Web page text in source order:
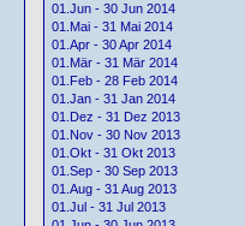
01.Jun - 30 Jun 2014
01.Mai - 31 Mai 2014
01.Apr - 30 Apr 2014
01.Mär - 31 Mär 2014
01.Feb - 28 Feb 2014
01.Jan - 31 Jan 2014
01.Dez - 31 Dez 2013
01.Nov - 30 Nov 2013
01.Okt - 31 Okt 2013
01.Sep - 30 Sep 2013
01.Aug - 31 Aug 2013
01.Jul - 31 Jul 2013